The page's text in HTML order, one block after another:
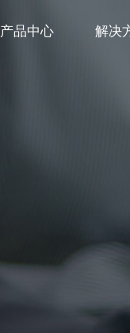
产品中心 解决